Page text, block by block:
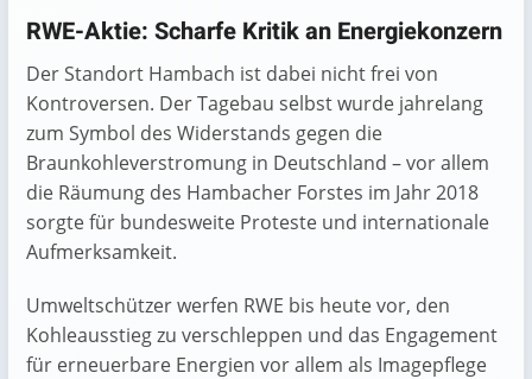
RWE-Aktie: Scharfe Kritik an Energiekonzern
Der Standort Hambach ist dabei nicht frei von
Kontroversen. Der Tagebau selbst wurde jahrelang
zum Symbol des Widerstands gegen die
Braunkohleverstromung in Deutschland – vor allem
die Räumung des Hambacher Forstes im Jahr 2018
sorgte für bundesweite Proteste und internationale
Aufmerksamkeit.
Umweltschützer werfen RWE bis heute vor, den
Kohleausstieg zu verschleppen und das Engagement
für erneuerbare Energien vor allem als Imagepflege